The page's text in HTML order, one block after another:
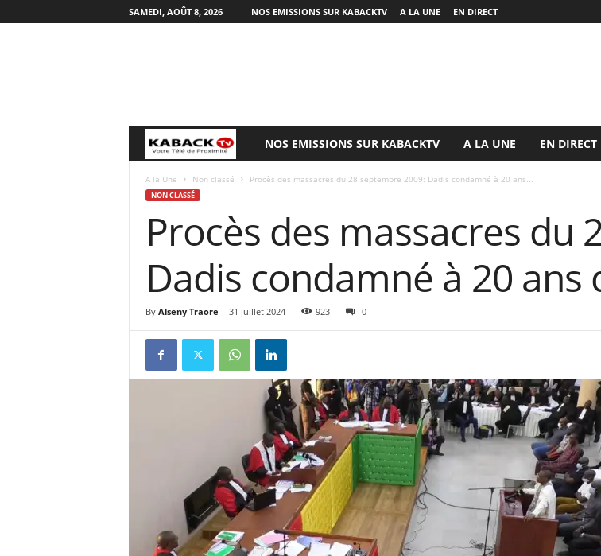
SAMEDI, AOÛT 8, 2026 NOS EMISSIONS SUR KABACKTV A LA UNE EN DIRECT
i
n
v
e
u
NOS EMISSIONS SUR KABACKTV A LA UNE EN DIRECT
A la Une Non classé Procès des massacres du 28 septembre 2009: Dadis condamné à 20 ans...
NON CLASSÉ
Procès des massacres du
Dadis condamné à 20 ans
By Alseny Traore - 31 juillet 2024 923 0